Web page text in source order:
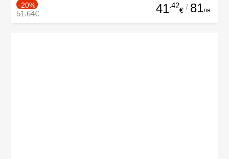
-20%
51.64€ 41.42
€ / 81лв.